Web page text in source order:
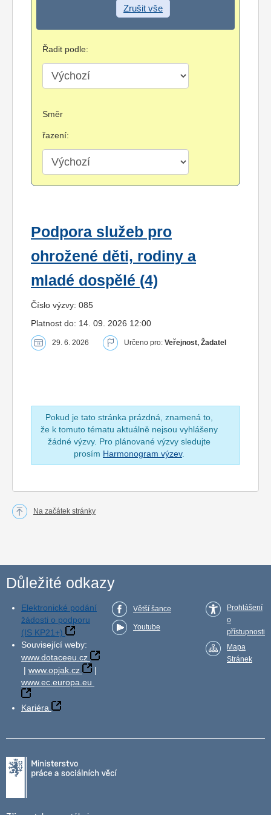
Zrušit vše
Řadit podle:
Směr
řazení:
Podpora služeb pro
ohrožené děti, rodiny a
mladé dospělé (4)
Číslo výzvy: 085
Platnost do: 14. 09. 2026 12:00
29. 6. 2026 Určeno pro: Veřejnost, Žadatel
Pokud je tato stránka prázdná, znamená to,
že k tomuto tématu aktuálně nejsou vyhlášeny
žádné výzvy. Pro plánované výzvy sledujte
prosím Harmonogram výzev.
Na začátek stránky
Důležité odkazy
Elektronické podání
žádosti o podporu
(IS KP21+)
Související weby:
www.dotaceeu.cz
| www.opjak.cz
|
www.ec.europa.eu
Kariéra
Větší šance
Youtube
Prohlášení
o
přístupnosti
Mapa
Stránek